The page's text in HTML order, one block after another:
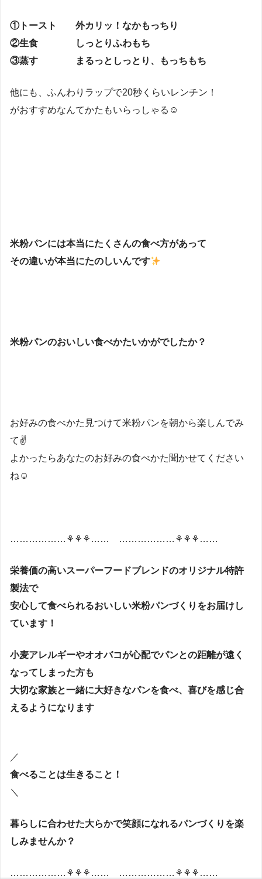
①トースト 外カリッ！なかもっちり
②生食 しっとりふわもち
③蒸す まるっとしっとり、もっちもち
他にも、ふんわりラップで20秒くらいレンチン！
がおすすめなんてかたもいらっしゃる☺
米粉パンには本当にたくさんの食べ方があって
その違いが本当にたのしいんです
米粉パンのおいしい食べかたいかがでしたか？
お好みの食べかた見つけて米粉パンを朝から楽しんでみ
て✌
よかったらあなたのお好みの食べかた聞かせてください
ね☺
………………⚘⚘⚘…… ………………⚘⚘⚘……
栄養価の高いスーパーフードブレンドのオリジナル特許
製法で
安心して食べられるおいしい米粉パンづくりをお届けし
ています！
小麦アレルギーやオオバコが心配でパンとの距離が遠く
なってしまった方も
大切な家族と一緒に大好きなパンを食べ、喜びを感じ合
えるようになります
／
食べることは生きること！
＼
暮らしに合わせた大らかで笑顔になれるパンづくりを楽
しみませんか？
………………⚘⚘⚘…… ………………⚘⚘⚘……